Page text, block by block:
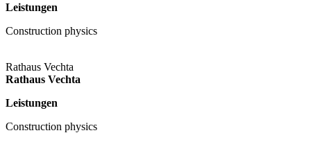
Leistungen
Construction physics
Rathaus Vechta
Rathaus Vechta
Leistungen
Construction physics